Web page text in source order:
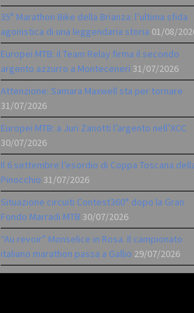
35ª Marathon Bike della Brianza: l’ultima sfida
agonistica di una leggendaria storia 01/08/
Europei MTB: il Team Relay firma il secondo
argento azzurro a Monteceneri 31/07/2026
Attenzione: Samara Maxwell sta per tornare
31/07/2026
Europei MTB: a Juri Zanotti l’argento nell’XCC
30/07/2026
Il 6 settembre l’esordio di Coppa Toscana
Pinocchio 31/07/2026
Situazione circuiti Contest360° dopo la Gran
Fondo Marradi MTB 30/07/2026
“Au revoir” Monselice in Rosa. Il campionato
italiano marathon passa a Gallio 29/07/2026